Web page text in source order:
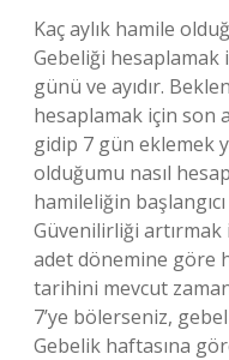
Kaç aylık hamile
Gebeliği
günü ve ayıdır.
hesaplamak için son
gidip 7 gün eklemek
olduğumu nasıl
hamileliğin
Güvenilirliği artırmak
adet dönemine göre
tarihini mevcut
7’ye bölerseniz,
Gebelik haftasına